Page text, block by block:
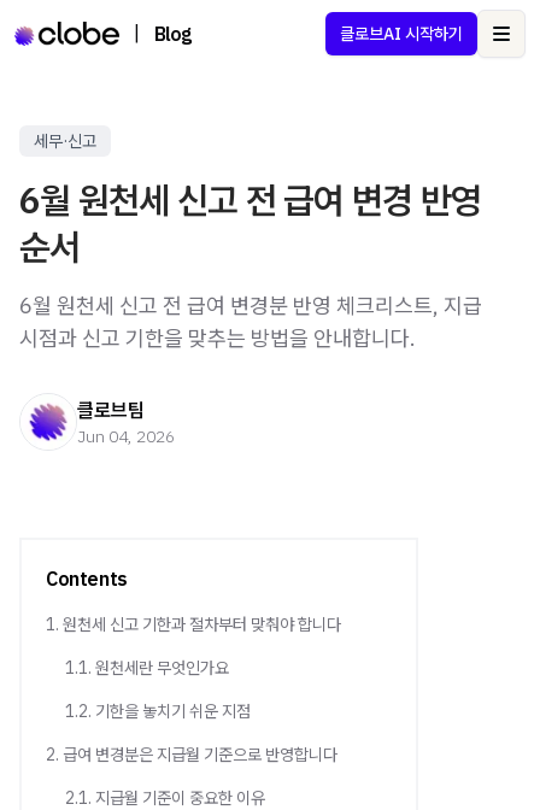
Blog 클로브AI 시작하기
세무·신고
6월 원천세 신고 전 급여 변경 반영
순서
6월 원천세 신고 전 급여 변경분 반영 체크리스트, 지급
시점과 신고 기한을 맞추는 방법을 안내합니다.
클로브팀
Jun 04, 2026
Contents
1. 원천세 신고 기한과 절차부터 맞춰야 합니다
1.1. 원천세란 무엇인가요
1.2. 기한을 놓치기 쉬운 지점
2. 급여 변경분은 지급월 기준으로 반영합니다
2.1. 지급월 기준이 중요한 이유